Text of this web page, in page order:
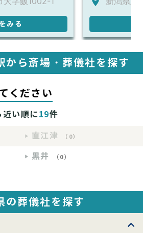
みる
から斎場・葬儀社を探す
ください
い順に19件
直江津 （0）
黒井 （0）
の葬儀社を探す